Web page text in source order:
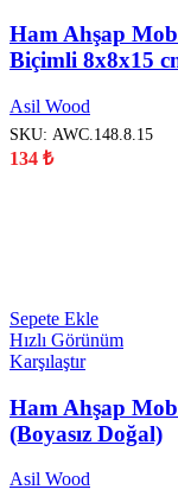
Ham Ahşap
Biçimli 8x8x15
Asil Wood
SKU: AWC.148.8.15
134 ₺
Sepete Ekle
Hızlı Görünüm
Karşılaştır
Ham Ahşap
(Boyasız Doğal)
Asil Wood